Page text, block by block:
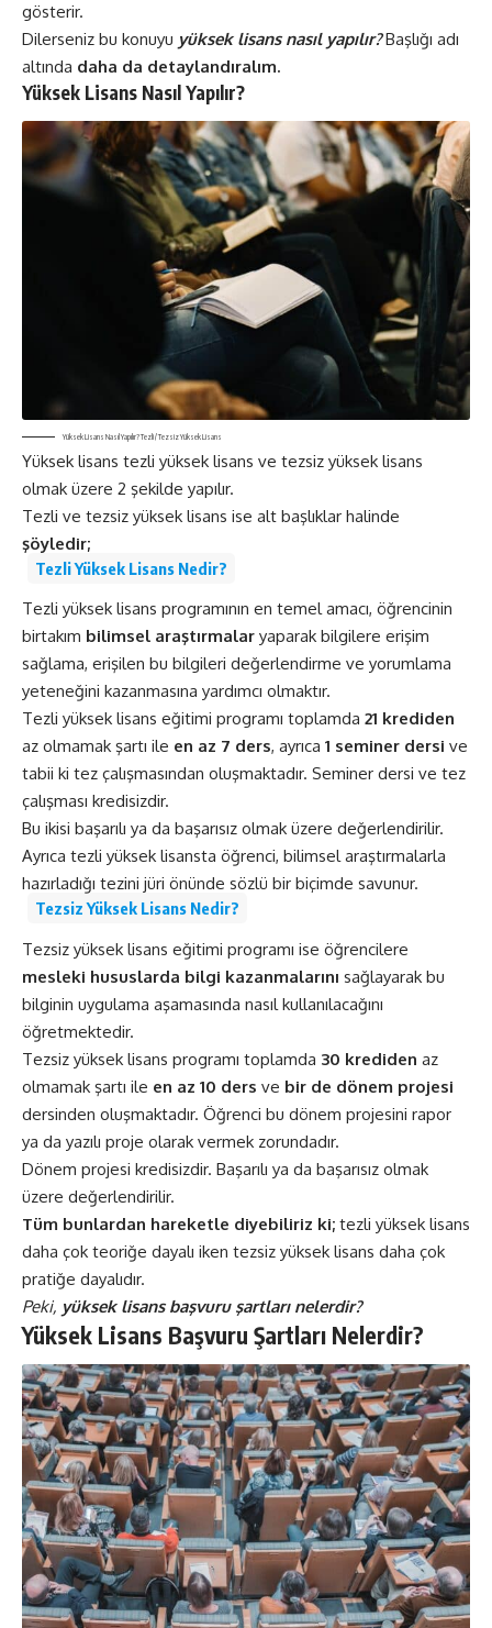
gösterir.
Dilerseniz bu konuyu yüksek lisans nasıl yapılır?Başlığı adı
altında daha da detaylandıralım.
Yüksek Lisans Nasıl Yapılır?
Yüksek Lisans Nasıl Yapılır? Tezli / Tezsiz Yüksek Lisans
Yüksek lisans tezli yüksek lisans ve tezsiz yüksek lisans
olmak üzere 2 şekilde yapılır.
Tezli ve tezsiz yüksek lisans ise alt başlıklar halinde
şöyledir;
Tezli Yüksek Lisans Nedir?
Tezli yüksek lisans programının en temel amacı, öğrencinin
birtakım bilimsel araştırmalar yaparak bilgilere erişim
sağlama, erişilen bu bilgileri değerlendirme ve yorumlama
yeteneğini kazanmasına yardımcı olmaktır.
Tezli yüksek lisans eğitimi programı toplamda 21 krediden
az olmamak şartı ile en az 7 ders, ayrıca 1 seminer dersi ve
tabii ki tez çalışmasından oluşmaktadır. Seminer dersi ve tez
çalışması kredisizdir.
Bu ikisi başarılı ya da başarısız olmak üzere değerlendirilir.
Ayrıca tezli yüksek lisansta öğrenci, bilimsel araştırmalarla
hazırladığı tezini jüri önünde sözlü bir biçimde savunur.
Tezsiz Yüksek Lisans Nedir?
Tezsiz yüksek lisans eğitimi programı ise öğrencilere
mesleki hususlarda bilgi kazanmalarını sağlayarak bu
bilginin uygulama aşamasında nasıl kullanılacağını
öğretmektedir.
Tezsiz yüksek lisans programı toplamda 30 krediden az
olmamak şartı ile en az 10 ders ve bir de dönem projesi
dersinden oluşmaktadır. Öğrenci bu dönem projesini rapor
ya da yazılı proje olarak vermek zorundadır.
Dönem projesi kredisizdir. Başarılı ya da başarısız olmak
üzere değerlendirilir.
Tüm bunlardan hareketle diyebiliriz ki; tezli yüksek lisans
daha çok teoriğe dayalı iken tezsiz yüksek lisans daha çok
pratiğe dayalıdır.
Peki, yüksek lisans başvuru şartları nelerdir?
Yüksek Lisans Başvuru Şartları Nelerdir?